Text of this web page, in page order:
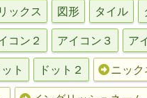
ックス 図形 タイル
コン２ アイコン３ ア
ット ドット２ ニック